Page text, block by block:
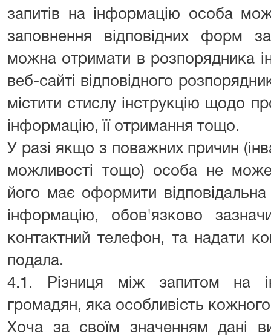
запитів на інформацію особа
заповнення відповідних форм
можна отримати в розпорядника
веб-сайті відповідного
містити стислу інструкцію щодо
інформацію, її отримання тощо.
У разі якщо з поважних причин
можливості тощо) особа не
його має оформити
інформацію, обов'язково
контактний телефон, та надати
подала.
4.1. Різниця між запитом на
громадян, яка особливість кожного
Хоча за своїм значенням дані